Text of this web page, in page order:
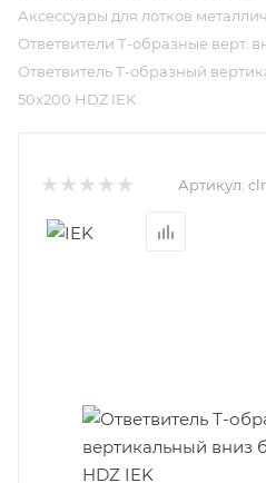
Аксессуары для лотков
Ответвители Т-образные верт.
Ответвитель Т-образный
50х200 HDZ IEK
Артикул: